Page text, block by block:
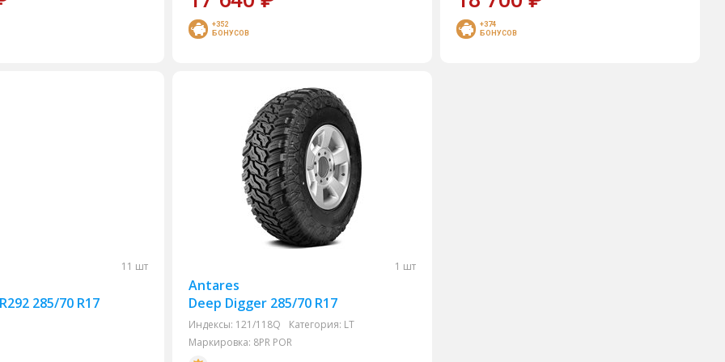
+352
БОНУСОВ
+374
БОНУСОВ
11 шт
285/70 R17
1 шт
Antares
Deep Digger 285/70 R17
Индексы: 121/118Q Категория: LT
Маркировка: 8PR POR